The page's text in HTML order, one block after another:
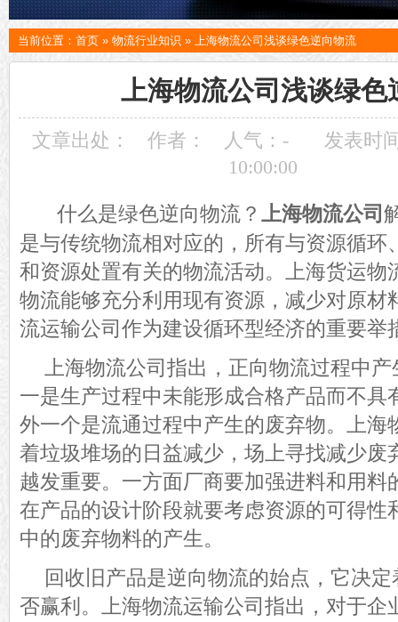
当前位置： 首页 » 物流行业知识 » 上海物流公司浅谈绿色逆向物流
上海物流公司浅谈绿色
文章出处： 作者： 人气： -
发表时
10:00:00
什么是绿色逆向物流？ 上海物流公司
是与传统物流相对应的，所有与资源循环
和资源处置有关的物流活动。上海货运物
物流能够充分利用现有资源，减少对原材
流运输公司作为建设循环型经济的重要举
上海物流公司指出， 正向物流过程中产
一是生产过程中未能形成合格产品而不具
外一个是流通过程中产生的废弃物。
上
着垃圾堆场的日益减少，场上寻找减少废
越发重要。一方面厂商要加强进料和用料
在产品的设计阶段就要考虑资源的可得性
中的废弃物料的产生。
回收旧产品是逆向物流的始点，它决
否赢利。
上海物流运输公司指出，对于企